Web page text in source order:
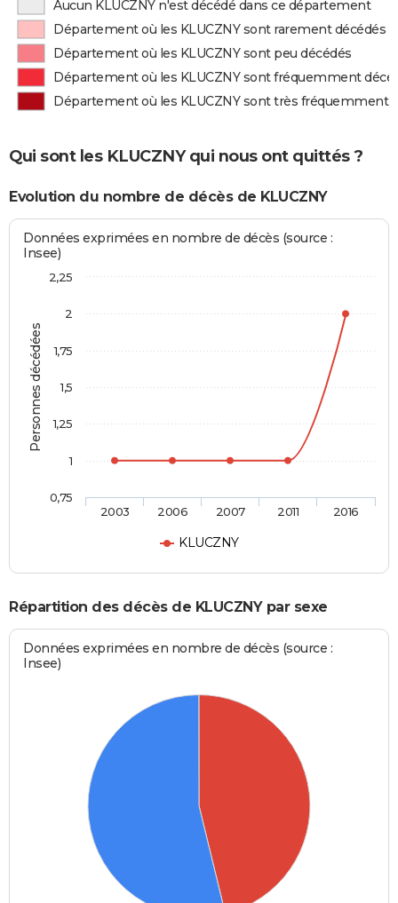
Aucun KLUCZNY n'est décédé dans ce département
Département où les KLUCZNY sont rarement décédés
Département où les KLUCZNY sont peu décédés
Département où les KLUCZNY sont fréquemment
Département où les KLUCZNY sont très fréquemment
Qui sont les KLUCZNY qui nous ont quittés ?
Evolution du nombre de décès de KLUCZNY
Personnes décédées
Données exprimées en nombre de décès (source :
Insee)
KLUCZNY
2003 2006 2007 2011 2016
0,75
1
1,25
1,5
1,75
2
2,25
Répartition des décès de KLUCZNY par sexe
Données exprimées en nombre de décès (source :
Insee)